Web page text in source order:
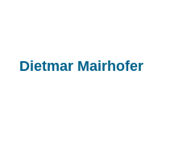
Dietmar Mairhoferon